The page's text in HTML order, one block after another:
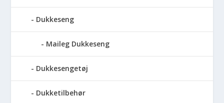
Dukkeseng
Maileg Dukkeseng
Dukkesengetøj
Dukketilbehør